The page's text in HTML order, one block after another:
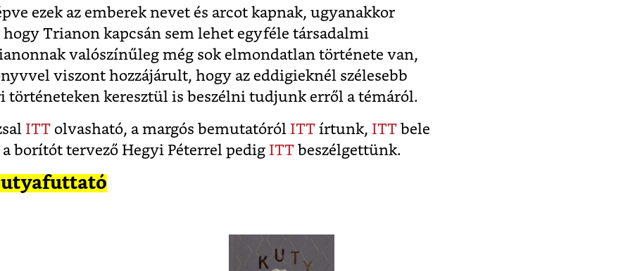
ezek az emberek nevet és arcot kapnak, ugyanakkor
Trianon kapcsán sem lehet egyféle társadalmi
valószínűleg még sok elmondatlan története van,
viszont hozzájárult, hogy az eddigieknél szélesebb
történeteken keresztül is beszélni tudjunk erről a témáról.
ITT olvasható, a margós bemutatóról ITT írtunk, ITT bele
borítót tervező Hegyi Péterrel pedig ITT beszélgettünk.